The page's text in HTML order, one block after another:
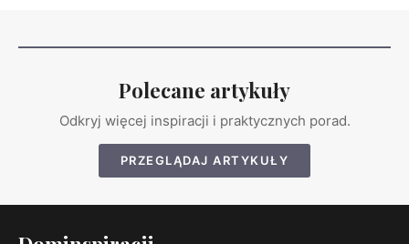
Polecane artykuły
Odkryj więcej inspiracji i praktycznych porad.
PRZEGLĄDAJ ARTYKUŁY